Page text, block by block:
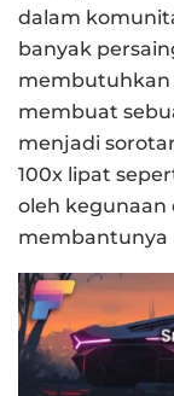
dalam
banyak
membutuhkan
membuat
menjadi
100x lipat
oleh kegunaan
membantunya